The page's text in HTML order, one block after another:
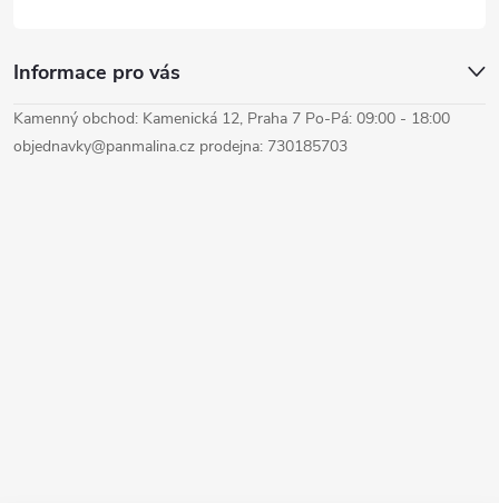
Informace pro vás
Kamenný obchod: Kamenická 12, Praha 7 Po-Pá: 09:00 - 18:00
objednavky@panmalina.cz prodejna: 730185703